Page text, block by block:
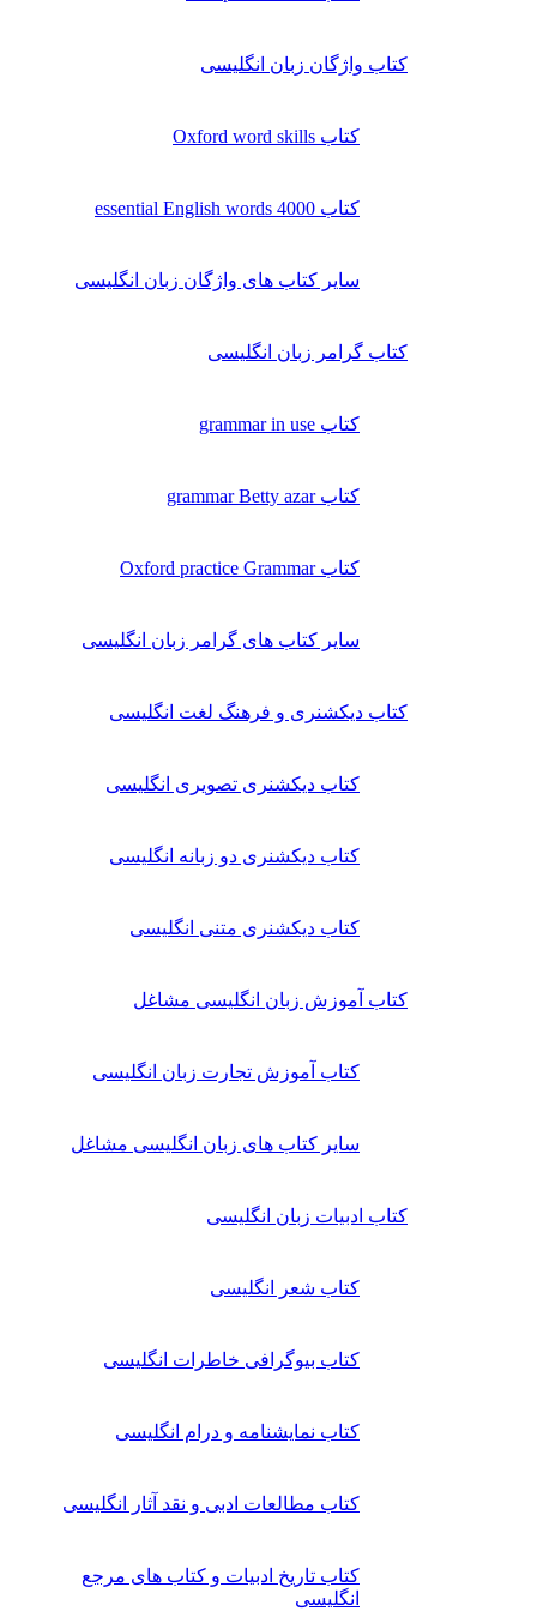
کتاب واژگان زبان انگلیسی
کتاب Oxford word skills
کتاب essential English words 4000
سایر کتاب های واژگان زبان انگلیسی
کتاب گرامر زبان انگلیسی
کتاب grammar in use
کتاب grammar Betty azar
کتاب Oxford practice Grammar
سایر کتاب های گرامر زبان انگلیسی
کتاب دیکشنری و فرهنگ لغت انگلیسی
کتاب دیکشنری تصویری انگلیسی
کتاب دیکشنری دو زبانه انگلیسی
کتاب دیکشنری متنی انگلیسی
کتاب آموزش زبان انگلیسی مشاغل
کتاب آموزش تجارت زبان انگلیسی
سایر کتاب های زبان انگلیسی مشاغل
کتاب ادبیات زبان انگلیسی
کتاب شعر انگلیسی
کتاب بیوگرافی خاطرات انگلیسی
کتاب نمایشنامه و درام انگلیسی
کتاب مطالعات ادبی و نقد آثار انگلیسی
کتاب تاریخ ادبیات و کتاب های مرجع
انگلیسی